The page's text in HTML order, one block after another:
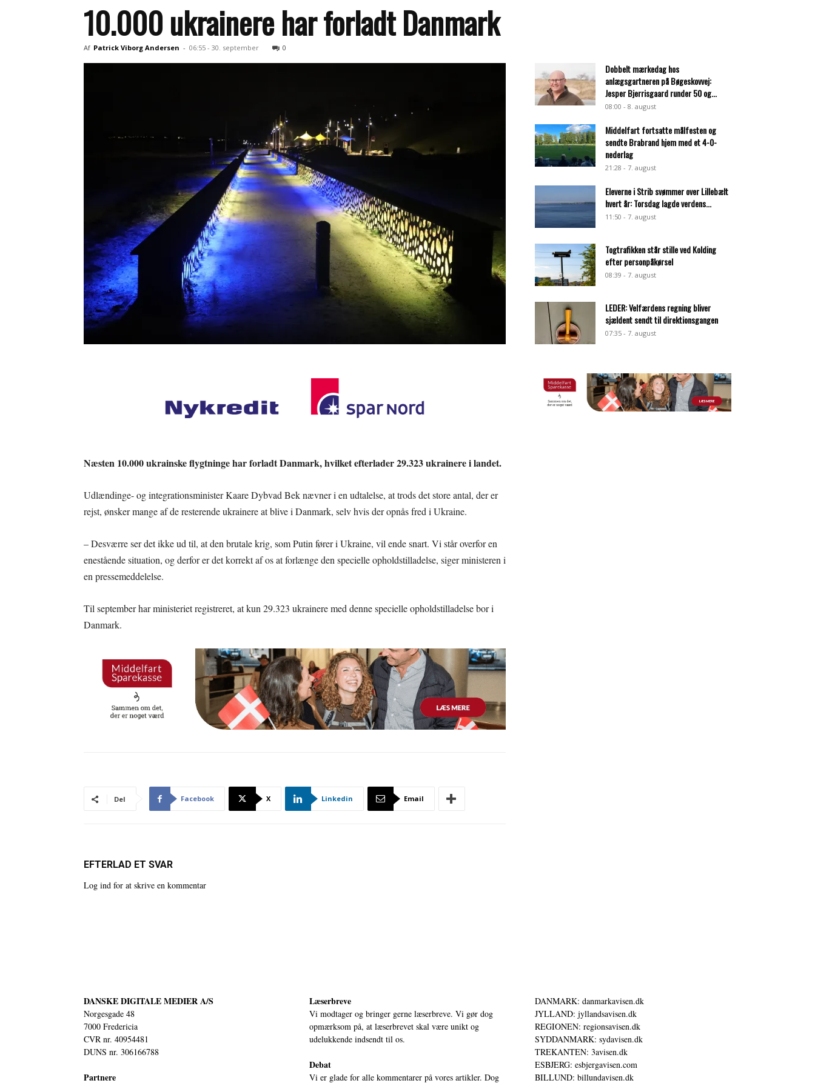
10.000 ukrainere har forladt Danmark
Af Patrick Viborg Andersen - 06:55 - 30. september 0
Næsten 10.000 ukrainske flygtninge har forladt Danmark, hvilket efterlader 29.323 ukrainere i landet.
Udlændinge- og integrationsminister Kaare Dybvad Bek nævner i en udtalelse, at trods det store antal, der er
rejst, ønsker mange af de resterende ukrainere at blive i Danmark, selv hvis der opnås fred i Ukraine.
– Desværre ser det ikke ud til, at den brutale krig, som Putin fører i Ukraine, vil ende snart. Vi står overfor en
enestående situation, og derfor er det korrekt af os at forlænge den specielle opholdstilladelse, siger ministeren i
en pressemeddelelse.
Til september har ministeriet registreret, at kun 29.323 ukrainere med denne specielle opholdstilladelse bor i
Danmark.
Del Facebook X Linkedin Email
EFTERLAD ET SVAR
Log ind for at skrive en kommentar
Dobbelt mærkedag hos
anlægsgartneren på Bøgeskovvej:
Jesper Bjerrisgaard runder 50 og...
08:00 - 8. august
Middelfart fortsatte målfesten og
sendte Brabrand hjem med et 4-0-
nederlag
21:28 - 7. august
Eleverne i Strib svømmer over Lillebælt
hvert år: Torsdag lagde verdens...
11:50 - 7. august
Togtrafikken står stille ved Kolding
efter personpåkørsel
08:39 - 7. august
LEDER: Velfærdens regning bliver
sjældent sendt til direktionsgangen
07:35 - 7. august
DANSKE DIGITALE MEDIER A/S
Norgesgade 48
7000 Fredericia
CVR nr. 40954481
DUNS nr. 306166788
Partnere
Læserbreve
Vi modtager og bringer gerne læserbreve. Vi gør dog
opmærksom på, at læserbrevet skal være unikt og
udelukkende indsendt til os.
Debat
Vi er glade for alle kommentarer på vores artikler. Dog
DANMARK: danmarkavisen.dk
JYLLAND: jyllandsavisen.dk
REGIONEN: regionsavisen.dk
SYDDANMARK: sydavisen.dk
TREKANTEN: 3avisen.dk
ESBJERG: esbjergavisen.com
BILLUND: billundavisen.dk